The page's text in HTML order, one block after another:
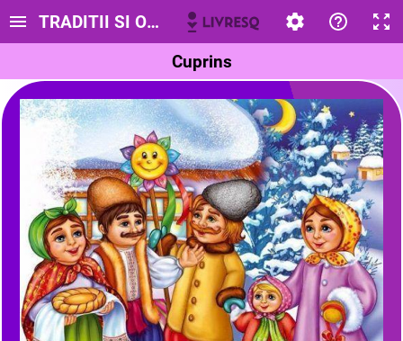
TRADITII SI OBICEIURI DE IARNA
Cuprins